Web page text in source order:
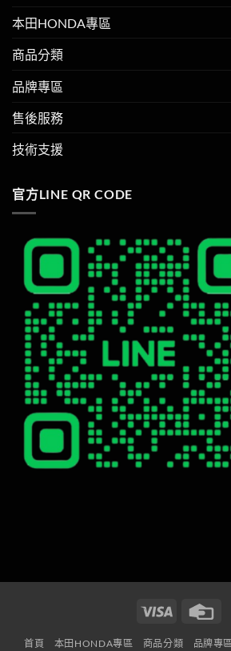
本田HONDA專區
商品分類
品牌專區
售後服務
技術支援
官方LINE QR CODE
Visa
首頁 本田HONDA專區 商品分類 品牌專區